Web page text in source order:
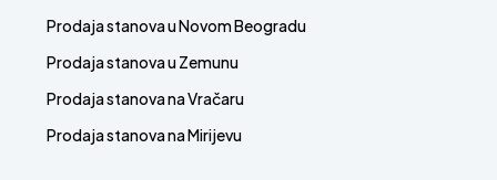
Prodaja stanova u Novom Beogradu
Prodaja stanova u Zemunu
Prodaja stanova na Vračaru
Prodaja stanova na Mirijevu